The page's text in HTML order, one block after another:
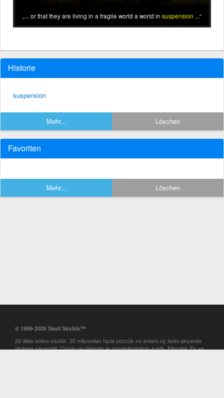
... or that they are living in a fragile world a world in suspension ...
Historie
suspension
Mehr... Löschen
Favoriten
Mehr... Löschen
© 1999-2026 Sesli Sözlük™
20 dilde online sözlük. 20 milyondan fazla sözcük ve anlamı üç farklı aksanda
dinleme seçeneği. Cümle ve Videolar ile zenginleştirilmiş içerik. Etimoloji, Eş ve